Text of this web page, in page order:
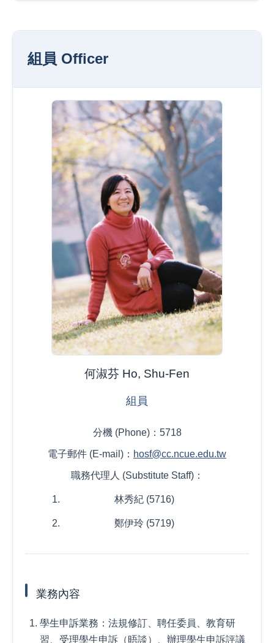
組員 Officer
何淑芬 Ho, Shu-Fen
組員
分機 (Phone)：5718
電子郵件 (E-mail)： hosf@cc.ncue.edu.tw
職務代理人 (Substitute Staff)：
林秀紀 (5716)
鄭伊玲 (5719)
業務內容
學生申訴業務：法規修訂、聘任委員、教育研
習、受理學生申訴（晤談）、辦理學生申訴評議